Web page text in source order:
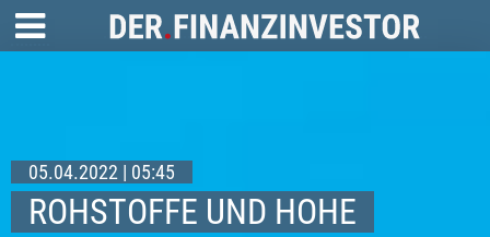
05.04.2022 | 05:45
ROHSTOFFE UND HOHE